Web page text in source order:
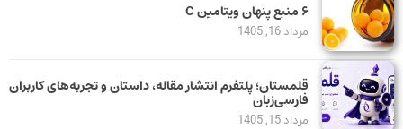
۶ منبع پنهان ویتامین C
مرداد 16, 1405
قلمستان؛ پلتفرم انتشار مقاله، داستان و تجربه‌های کاربران
فارسی‌زبان
مرداد 15, 1405